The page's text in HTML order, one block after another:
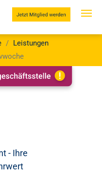
Leistungen
- Ihre